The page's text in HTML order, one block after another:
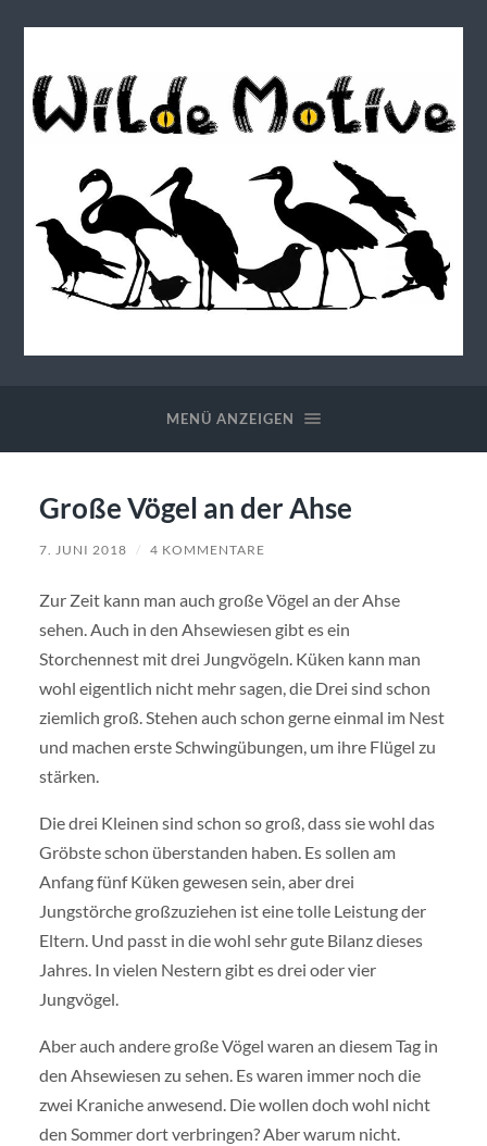
MENÜ ANZEIGEN
Große Vögel an der Ahse
7. JUNI 2018 / 4 KOMMENTARE
Zur Zeit kann man auch große Vögel an der Ahse
sehen. Auch in den Ahsewiesen gibt es ein
Storchennest mit drei Jungvögeln. Küken kann man
wohl eigentlich nicht mehr sagen, die Drei sind schon
ziemlich groß. Stehen auch schon gerne einmal im Nest
und machen erste Schwingübungen, um ihre Flügel zu
stärken.
Die drei Kleinen sind schon so groß, dass sie wohl das
Gröbste schon überstanden haben. Es sollen am
Anfang fünf Küken gewesen sein, aber drei
Jungstörche großzuziehen ist eine tolle Leistung der
Eltern. Und passt in die wohl sehr gute Bilanz dieses
Jahres. In vielen Nestern gibt es drei oder vier
Jungvögel.
Aber auch andere große Vögel waren an diesem Tag in
den Ahsewiesen zu sehen. Es waren immer noch die
zwei Kraniche anwesend. Die wollen doch wohl nicht
den Sommer dort verbringen? Aber warum nicht.